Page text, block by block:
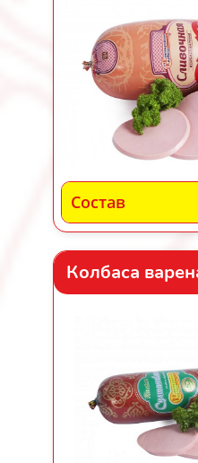
Состав
Колбаса